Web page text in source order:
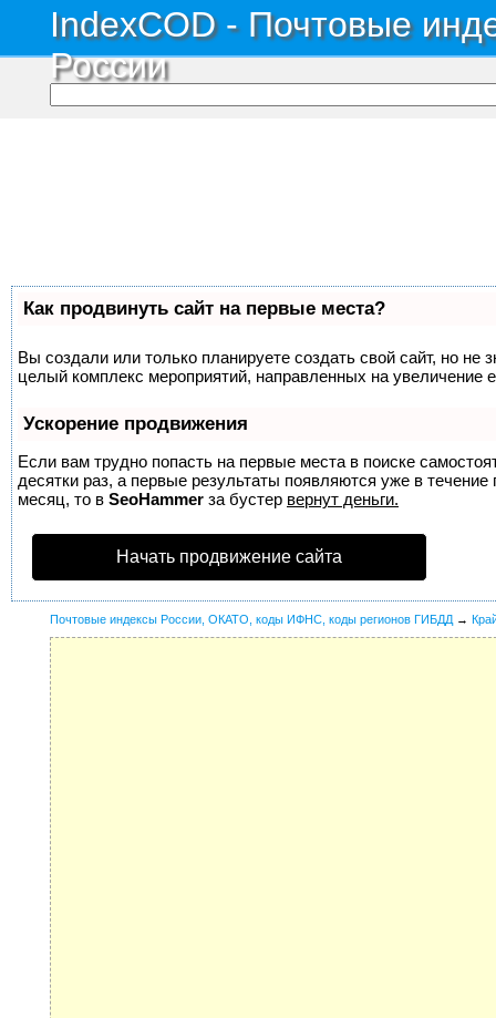
IndexCOD - Почтовые
России
Как продвинуть сайт на первые места?
Вы создали или только планируете создать свой сайт, но не
целый комплекс мероприятий, направленных на увеличение
Ускорение продвижения
Если вам трудно попасть на первые места в поиске
десятки раз, а первые результаты появляются уже в
месяц, то в SeoHammer за бустер вернут деньги.
Начать продвижение сайта
Почтовые индексы России, ОКАТО, коды ИФНС, коды регионов ГИБДД →